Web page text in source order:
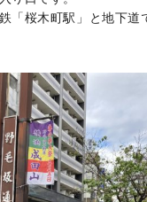
「桜木町駅」と地下道